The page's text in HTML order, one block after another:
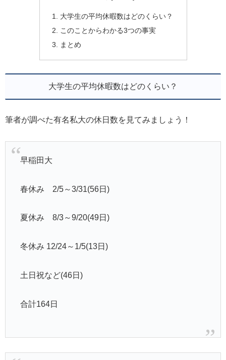
大学生の平均休暇数はどのくらい？
このことからわかる3つの事実
まとめ
大学生の平均休暇数はどのくらい？
筆者が調べた有名私大の休日数を見てみましょう！
早稲田大
春休み 2/5～3/31(56日)
夏休み 8/3～9/20(49日)
冬休み 12/24～1/5(13日)
土日祝など(46日)
合計164日